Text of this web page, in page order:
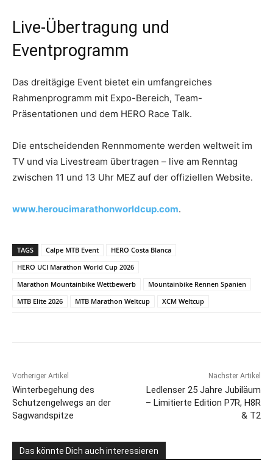
Live-Übertragung und
Eventprogramm
Das dreitägige Event bietet ein umfangreiches
Rahmenprogramm mit Expo-Bereich, Team-
Präsentationen und dem HERO Race Talk.
Die entscheidenden Rennmomente werden weltweit im
TV und via Livestream übertragen – live am Renntag
zwischen 11 und 13 Uhr MEZ auf der offiziellen Website.
www.heroucimarathonworldcup.com.
TAGS Calpe MTB Event
HERO Costa Blanca
HERO UCI Marathon World Cup 2026
Marathon Mountainbike Wettbewerb
Mountainbike Rennen Spanien
MTB Elite 2026
MTB Marathon Weltcup XCM Weltcup
Vorheriger Artikel
Winterbegehung des
Schutzengelwegs an der
Sagwandspitze
Nächster Artikel
Ledlenser 25 Jahre Jubiläum
– Limitierte Edition P7R, H8R
& T2
Das könnte Dich auch interessieren